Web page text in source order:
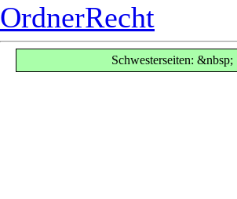
OrdnerRecht
Schwesterseiten: &nbsp;